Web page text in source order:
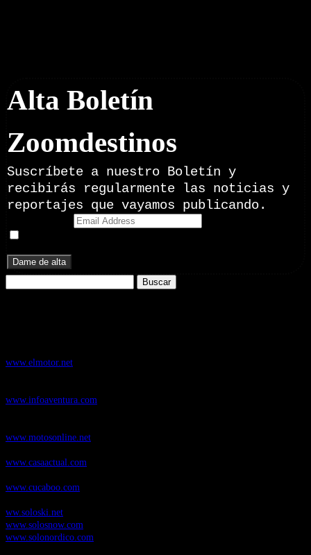
Alta Boletín
Zoomdestinos
Suscríbete a nuestro Boletín y
recibirás regularmente las noticias y
reportajes que vayamos publicando.
www.elmotor.net
www.infoaventura.com
www.motosonline.net
www.casaactual.com
www.cucaboo.com
ww.soloski.net
www.solosnow.com
www.solonordico.com